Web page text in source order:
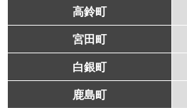
高鈴町
宮田町
白銀町
鹿島町